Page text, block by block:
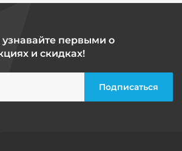
первыми о
и скидках!